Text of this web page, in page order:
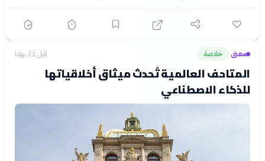
معنى› خلاصة قبل 23 يومًا
المتاحف العالمية تُحدث ميثاق أخلاقياتها
للذكاء الاصطناعي